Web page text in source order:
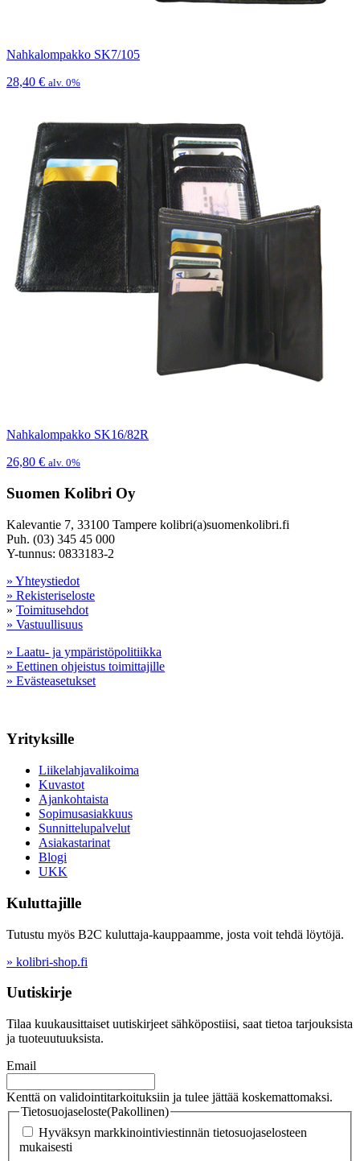
Nahkalompakko SK7/105
28,40 € alv. 0%
Nahkalompakko SK16/82R
26,80 € alv. 0%
Suomen Kolibri Oy
Kalevantie 7, 33100 Tampere kolibri(a)suomenkolibri.fi
Puh. (03) 345 45 000
Y-tunnus: 0833183-2
» Yhteystiedot
» Rekisteriseloste
» Toimitusehdot
» Vastuullisuus
» Laatu- ja ympäristöpolitiikka
» Eettinen ohjeistus toimittajille
» Evästeasetukset
Yrityksille
Liikelahjavalikoima
Kuvastot
Ajankohtaista
Sopimusasiakkuus
Sunnittelupalvelut
Asiakastarinat
Blogi
UKK
Kuluttajille
Tutustu myös B2C kuluttaja-kauppaamme, josta voit tehdä löytöjä.
» kolibri-shop.fi
Uutiskirje
Tilaa kuukausittaiset uutiskirjeet sähköpostiisi, saat tietoa tarjouksista
ja tuoteuutuuksista.
Email
Kenttä on validointitarkoituksiin ja tulee jättää koskemattomaksi.
Tietosuojaseloste(Pakollinen)
Hyväksyn markkinointiviestinnän tietosuojaselosteen
mukaisesti